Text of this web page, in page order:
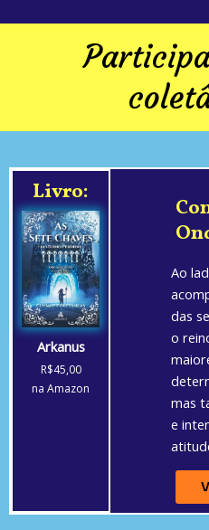
Livro:
Arkanus
R$45,00
na Amazon
Ao
das
o
mas
e